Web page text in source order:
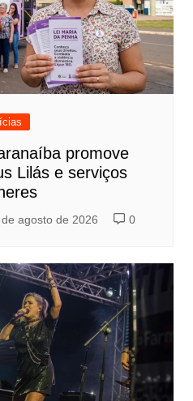
promove
Lilás e serviços
de agosto de 2026 0